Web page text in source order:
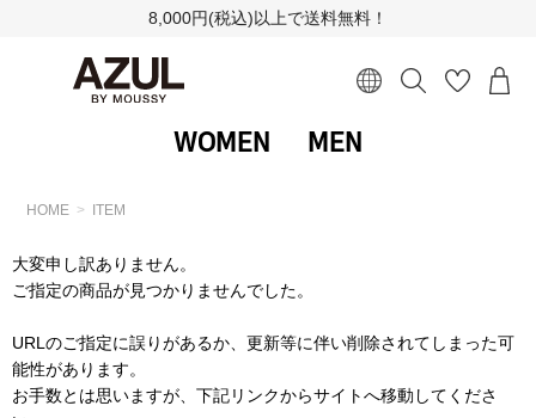
8,000円(税込)以上で送料無料！
WOMEN MEN
HOME ITEM
大変申し訳ありません。
ご指定の商品が見つかりませんでした。
URLのご指定に誤りがあるか、更新等に伴い削除されてしまった可
能性があります。
お手数とは思いますが、下記リンクからサイトへ移動してくださ